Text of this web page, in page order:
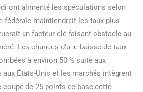
ont alimenté les spéculations selon
fédérale maintiendrait les taux plus
un facteur clé faisant obstacle au
Les chances d’une baisse de taux
à environ 50 % suite aux
aux États-Unis et les marchés intègrent
coupe de 25 points de base cette